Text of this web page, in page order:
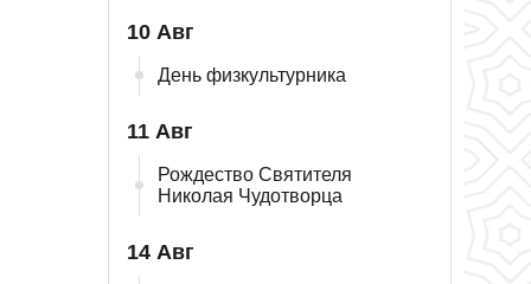
10 Авг
День физкультурника
11 Авг
Рождество Святителя
Николая Чудотворца
14 Авг